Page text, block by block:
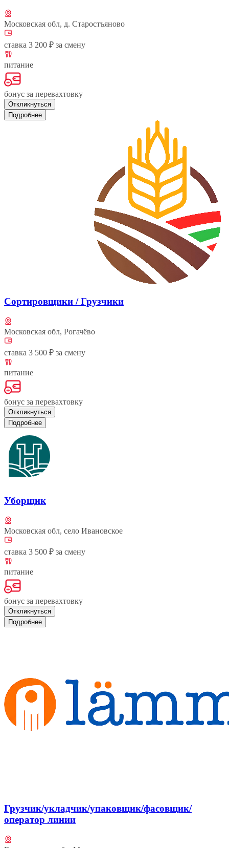
Московская обл, д. Старостъяново
ставка 3 200 ₽ за смену
питание
бонус за перевахтовку
Откликнуться
Подробнее
Сортировщики / Грузчики
Московская обл, Рогачёво
ставка 3 500 ₽ за смену
питание
бонус за перевахтовку
Откликнуться
Подробнее
Уборщик
Московская обл, село Ивановское
ставка 3 500 ₽ за смену
питание
бонус за перевахтовку
Откликнуться
Подробнее
Грузчик/укладчик/упаковщик/фасовщик/
оператор линии